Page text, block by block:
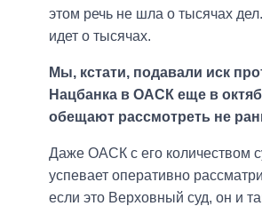
этом речь не шла о тысячах
идет о тысячах.
Мы, кстати, подавали иск
Нацбанка в ОАСК еще в
обещают рассмотреть не
Даже ОАСК с его количеством
успевает оперативно
если это Верховный суд, он и